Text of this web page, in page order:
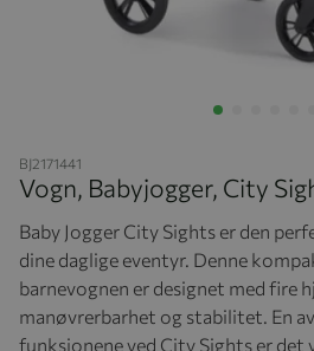
BJ2171441
Vogn, Babyjogger, City
Baby Jogger City Sights er den
dine daglige eventyr. Denne
barnevognen er designet med fire
manøvrerbarhet og stabilitet. En
funksjonene ved City Sights er det